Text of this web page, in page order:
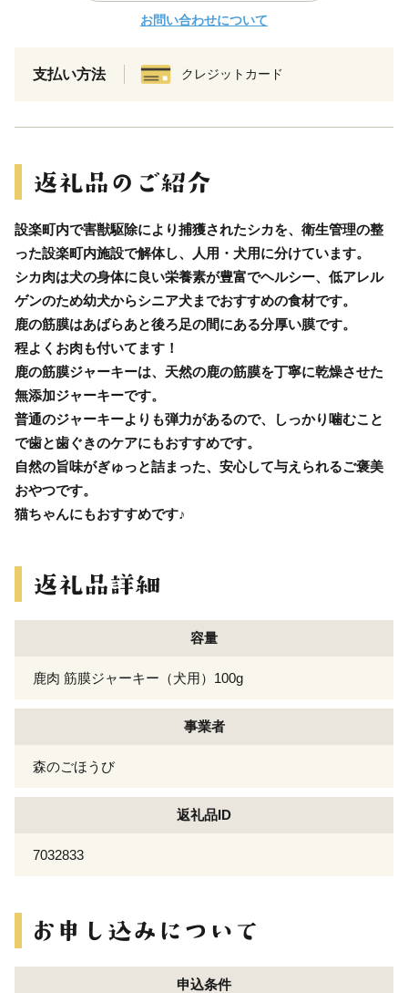
お問い合わせについて
支払い方法 クレジットカード
設楽町内で害獣駆除により捕獲されたシカを、衛生管理の整
った設楽町内施設で解体し、人用・犬用に分けています。
シカ肉は犬の身体に良い栄養素が豊富でヘルシー、低アレル
ゲンのため幼犬からシニア犬までおすすめの食材です。
鹿の筋膜はあばらあと後ろ足の間にある分厚い膜です。
程よくお肉も付いてます！
鹿の筋膜ジャーキーは、天然の鹿の筋膜を丁寧に乾燥させた
無添加ジャーキーです。
普通のジャーキーよりも弾力があるので、しっかり噛むこと
で歯と歯ぐきのケアにもおすすめです。
自然の旨味がぎゅっと詰まった、安心して与えられるご褒美
おやつです。
猫ちゃんにもおすすめです♪
容量
鹿肉 筋膜ジャーキー（犬用）100g
事業者
森のごほうび
返礼品ID
7032833
申込条件